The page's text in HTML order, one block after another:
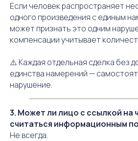
Если человек распространяет
одного произведения с единым
может признать это одним
компенсации учитывает
⚠️ Каждая отдельная сделка без
единства намерений —
нарушение.
3. Может ли лицо с ссылкой на
считаться информационным
Не всегда.